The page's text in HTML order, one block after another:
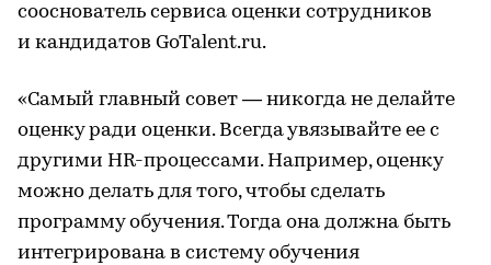
сооснователь сервиса оценки сотрудников
и кандидатов GoTalent.ru.
«Самый главный совет — никогда не делайте
оценку ради оценки. Всегда увязывайте ее с
другими HR-процессами. Например, оценку
можно делать для того, чтобы сделать
программу обучения. Тогда она должна быть
интегрирована в систему обучения